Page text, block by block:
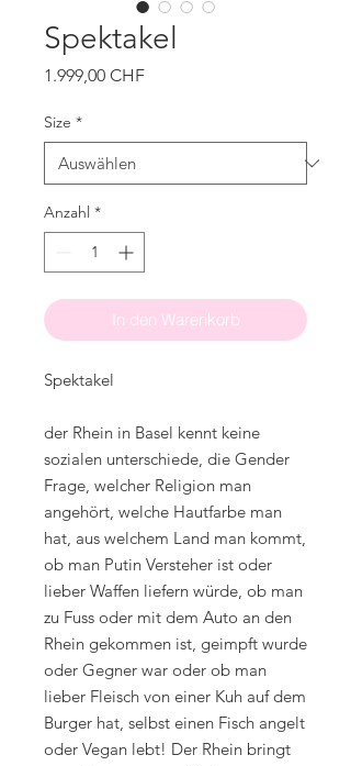
Spektakel
1.999,00 CHFPreis
Size *
Anzahl *
In den Warenkorb
Spektakel
der Rhein in Basel kennt keine
sozialen unterschiede, die Gender
Frage, welcher Religion man
angehört, welche Hautfarbe man
hat, aus welchem Land man kommt,
ob man Putin Versteher ist oder
lieber Waffen liefern würde, ob man
zu Fuss oder mit dem Auto an den
Rhein gekommen ist, geimpft wurde
oder Gegner war oder ob man
lieber Fleisch von einer Kuh auf dem
Burger hat, selbst einen Fisch angelt
oder Vegan lebt! Der Rhein bringt